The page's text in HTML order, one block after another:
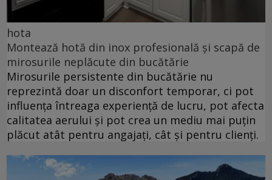
hota
Montează hotă din inox profesională și scapă de
mirosurile neplăcute din bucătărie
Mirosurile persistente din bucătărie nu
reprezintă doar un disconfort temporar, ci pot
influența întreaga experiență de lucru, pot afecta
calitatea aerului și pot crea un mediu mai puțin
plăcut atât pentru angajați, cât și pentru clienți.